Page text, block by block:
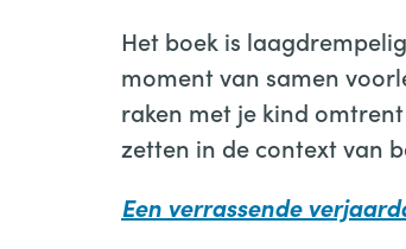
Het boek is
moment van samen
raken met je kind
zetten in de context van
Een verrassende